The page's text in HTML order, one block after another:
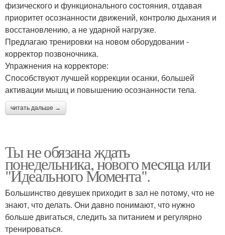
физического и функционального состояния, отдавая
приоритет осознанности движений, контролю дыхания и
восстановлению, а не ударной нагрузке.
Предлагаю тренировки на новом оборудовании -
корректор позвоночника.
Упражнения на корректоре:
Способствуют лучшей коррекции осанки, большей
активации мышц и повышению осознанности тела.
читать дальше →
Ты не обязана ждать
понедельника, нового месяца или
"Идеального Момента".
Большинство девушек приходит в зал не потому, что не
знают, что делать. Они давно понимают, что нужно
больше двигаться, следить за питанием и регулярно
тренироваться.